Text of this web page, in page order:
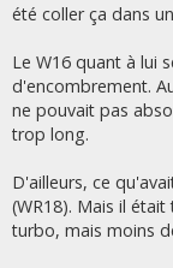
été coller ça dans
Le W16 quant à lui
d'encombrement.
ne pouvait pas
trop long.
D'ailleurs, ce
(WR18). Mais il
turbo, mais moins